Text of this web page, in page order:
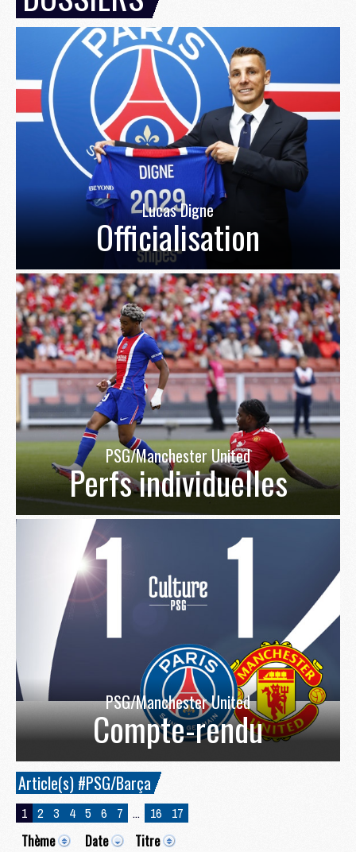
Lucas Digne
Officialisation
PSG/Manchester United
Perfs individuelles
PSG/Manchester United
Compte-rendu
Article(s) #PSG/Barça
1 2 3 4 5 6 7 ... 16 17
Thème Date Titre